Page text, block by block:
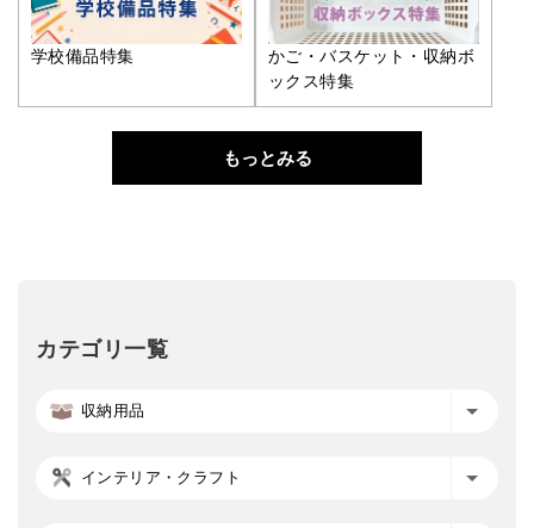
学校備品特集
かご・バスケット・収納ボ
ックス特集
もっとみる
カテゴリ一覧
収納用品
インテリア・クラフト